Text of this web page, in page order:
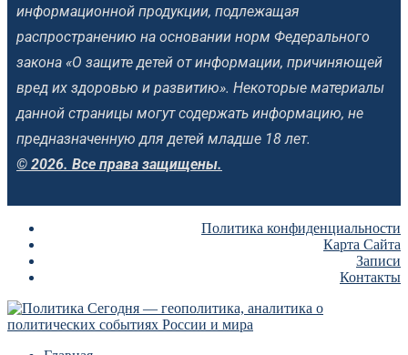
информационной продукции, подлежащая
распространению на основании норм Федерального
закона «О защите детей от информации, причиняющей
вред их здоровью и развитию». Некоторые материалы
данной страницы могут содержать информацию, не
предназначенную для детей младше 18 лет.
© 2026. Все права защищены.
Политика конфиденциальности
Карта Сайта
Записи
Контакты